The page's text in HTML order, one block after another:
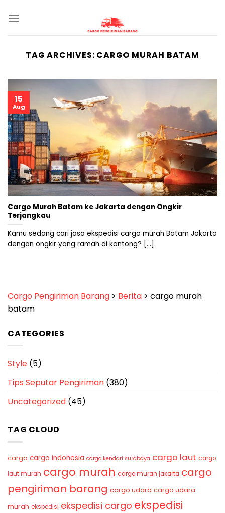
TAG ARCHIVES: CARGO MURAH BATAM
Cargo Murah Batam ke Jakarta dengan Ongkir
Terjangkau
Kamu sedang cari jasa ekspedisi cargo murah Batam Jakarta
dengan ongkir yang ramah di kantong? [...]
15
Aug
Cargo Pengiriman Barang > Berita > cargo murah
batam
CATEGORIES
Style (5)
Tips Seputar Pengiriman (380)
Uncategorized (45)
TAG CLOUD
cargo cargo indonesia cargo kendari surabaya cargo laut cargo
laut murah cargo murah cargo murah jakarta cargo
pengiriman barang cargo udara cargo udara
murah ekspedisi ekspedisi cargo ekspedisi